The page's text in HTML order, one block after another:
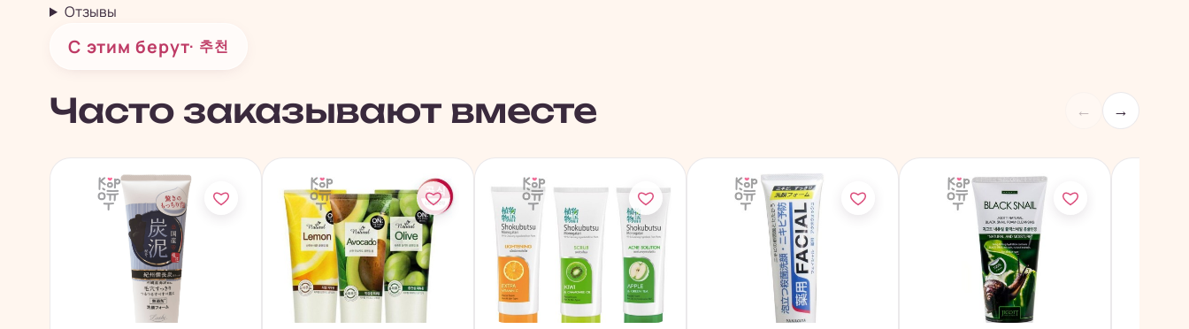
Отзывы
С этим берут· 추천
Часто заказывают вместе ← →